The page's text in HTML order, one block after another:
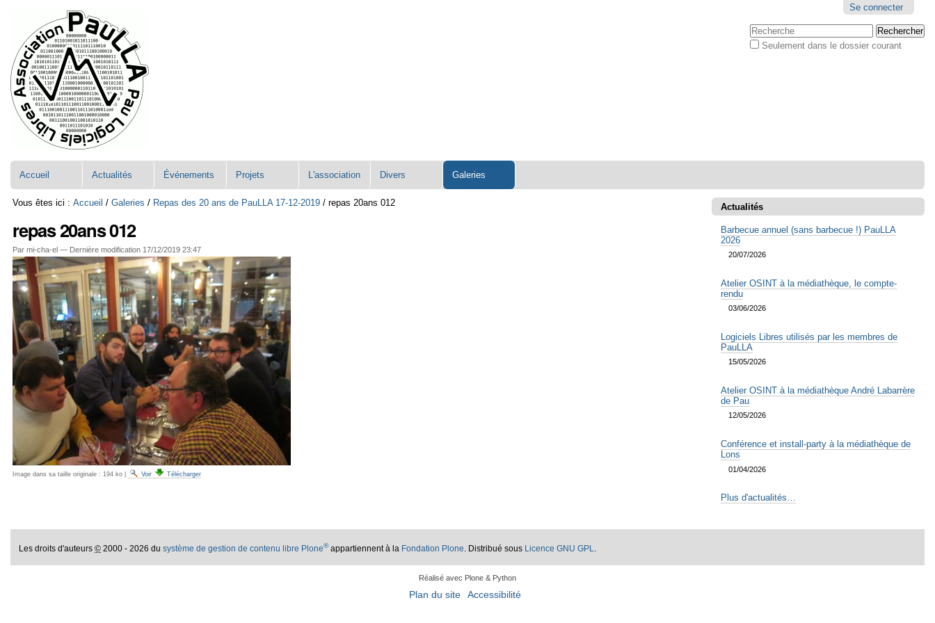
contenu.
Aller
à
la
navigation
personnels
Se connecter
Chercher par
Seulement dans le dossier courant
Accueil Actualités Événements Projets L'association Divers Galeries
Vous êtes ici : Accueil /Galeries / Repas des 20 ans de PauLLA 17-12-2019 /repas 20ans 012
repas 20ans 012
Par mi-cha-el — Dernière modification 17/12/2019 23:47
Image dans sa taille originale : 194 ko Voir Télécharger
Actualités
Barbecue annuel (sans barbecue !) PauLLA
2026
20/07/2026
Atelier OSINT à la médiathèque, le compte-
rendu
03/06/2026
Logiciels Libres utilisés par les membres de
PauLLA
15/05/2026
Atelier OSINT à la médiathèque André Labarrère
de Pau
12/05/2026
Conférence et install-party à la médiathèque de
Lons
01/04/2026
Plus d'actualités…
Les droits d'auteurs© 2000 - 2026 dusystème de gestion de contenu libre Plone®appartiennent à la Fondation Plone . Distribué sous Licence GNU GPL
Réalisé avec Plone & Python
Plan du site Accessibilité